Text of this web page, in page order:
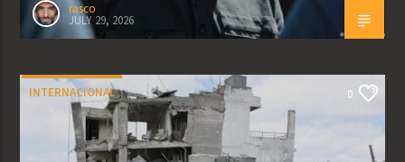
rasco
JULY 29, 2026
INTERNACIONAL 0